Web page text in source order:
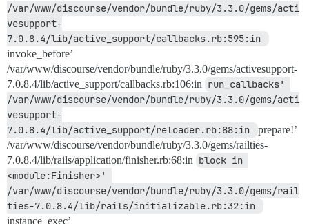
/var/www/discourse/vendor/bundle/ruby/3.3.0/gems/acti
vesupport-
invoke_before’
/var/www/discourse/vendor/bundle/ruby/3.3.0/gems/activesupport-
7.0.8.4/lib/active_support/callbacks.rb:106:in run_callbacks'
/var/www/discourse/vendor/bundle/ruby/3.3.0/gems/acti
vesupport-
7.0.8.4/lib/active_support/reloader.rb:88:in
prepare!’
/var/www/discourse/vendor/bundle/ruby/3.3.0/gems/railties-
7.0.8.4/lib/rails/application/finisher.rb:68:in block in
<module:Finisher>'
/var/www/discourse/vendor/bundle/ruby/3.3.0/gems/rail
instance_exec’